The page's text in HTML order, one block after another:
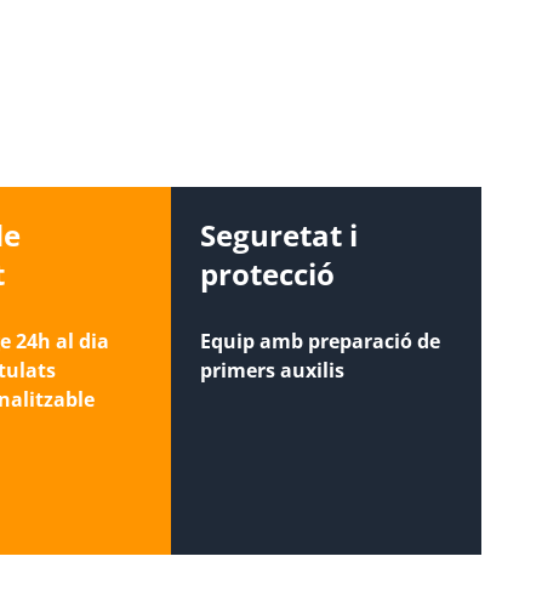
24h al dia
Seguretat i
protecció
Equip amb preparació de
primers auxilis